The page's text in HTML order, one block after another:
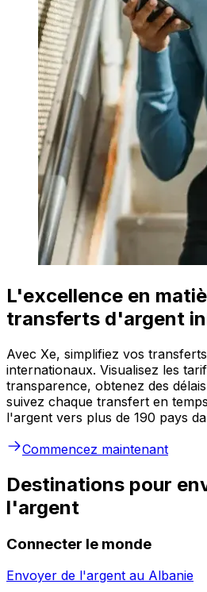
L'excellence en
transferts d'argent
Avec Xe, simplifiez vos
internationaux. Visualisez les
transparence, obtenez des
suivez chaque transfert en
l'argent vers plus de 190 pays
Commencez maintenant
Destinations pour
l'argent
Connecter le monde
Envoyer de l'argent au Albanie